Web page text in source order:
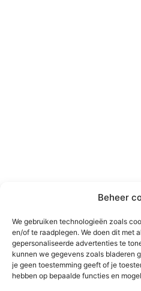
Beheer
We gebruiken technologieën zoals
en/of te raadplegen. We doen dit met
gepersonaliseerde advertenties te
kunnen we gegevens zoals bladeren
je geen toestemming geeft of je
hebben op bepaalde functies en